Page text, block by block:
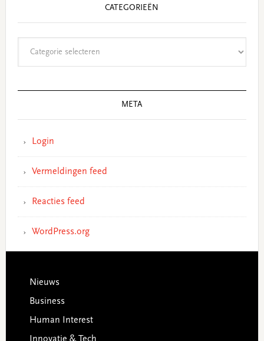
CATEGORIEËN
META
Login
Vermeldingen feed
Reacties feed
WordPress.org
Footer
Nieuws
Business
Human Interest
Innovatie & Tech